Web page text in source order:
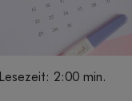
Lesezeit: 2:00 min.